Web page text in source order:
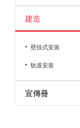
建造
• 壁挂式安装
• 轨道安装
宣傳冊